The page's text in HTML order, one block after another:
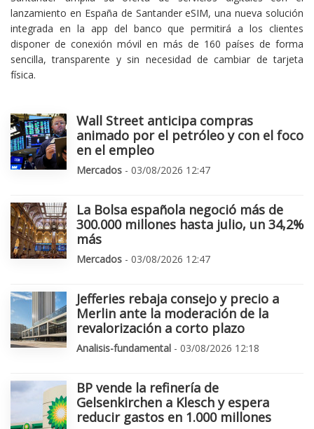
lanzamiento en España de Santander eSIM, una nueva solución
integrada en la app del banco que permitirá a los clientes
disponer de conexión móvil en más de 160 países de forma
sencilla, transparente y sin necesidad de cambiar de tarjeta
física.
Wall Street anticipa compras
animado por el petróleo y con el foco
en el empleo
Mercados - 03/08/2026 12:47
La Bolsa española negoció más de
300.000 millones hasta julio, un 34,2%
más
Mercados - 03/08/2026 12:47
Jefferies rebaja consejo y precio a
Merlin ante la moderación de la
revalorización a corto plazo
Analisis-fundamental - 03/08/2026 12:18
BP vende la refinería de
Gelsenkirchen a Klesch y espera
reducir gastos en 1.000 millones